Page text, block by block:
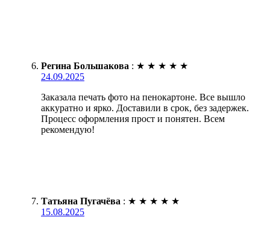
Регина Большакова : ★ ★ ★ ★ ★
24.09.2025
Заказала печать фото на пенокартоне. Все вышло
аккуратно и ярко. Доставили в срок, без задержек.
Процесс оформления прост и понятен. Всем
рекомендую!
Татьяна Пугачёва : ★ ★ ★ ★ ★
15.08.2025